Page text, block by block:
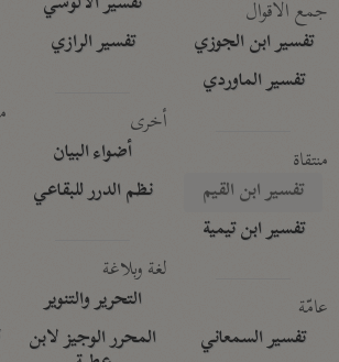
جمع الأقوال
تفسير ابن الجوزي
تفسير الماوردي
منتقاة
تفسير ابن القيم
تفسير ابن تيمية
عامّة
تفسير السمعاني
تفسير الرازي
أخرى
أضواء البيان
نظم الدرر للبقاعي
لغة وبلاغة
التحرير والتنوير
المحرر الوجيز لابن